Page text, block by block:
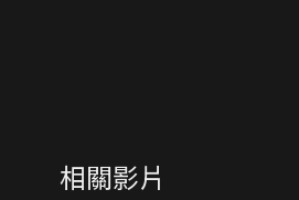
相關影片